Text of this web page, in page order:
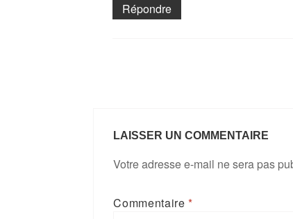
Répondre
LAISSER UN COMMENTAIRE
Votre adresse e-mail ne sera pas
Commentaire*